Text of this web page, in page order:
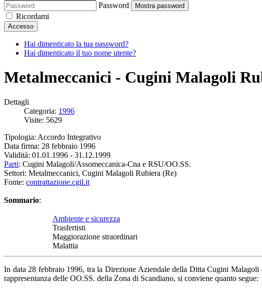
Password
Mostra password
Ricordami
Accesso
Hai dimenticato la tua password?
Hai dimenticato il tuo nome utente?
Metalmeccanici - Cugini Malagoli
Dettagli
Categoria: 1996
Visite: 5629
Tipologia: Accordo Integrativo
Data firma: 28 febbraio 1996
Validità: 01.01.1996 - 31.12.1999
Parti: Cugini Malagoli/Assomeccanica-Cna e RSU/OO.SS.
Settori: Metalmeccanici, Cugini Malagoli Rubiera (Re)
Fonte: contrattazione.cgil.it
Sommario:
Ambiente e sicurezza
Trasfertisti
Maggiorazione straordinari
Malattia
In data 28 febbraio 1996, tra la Direzione Aziendale della Ditta Cugini
rappresentanza delle OO.SS. della Zona di Scandiano, si conviene quanto segue: